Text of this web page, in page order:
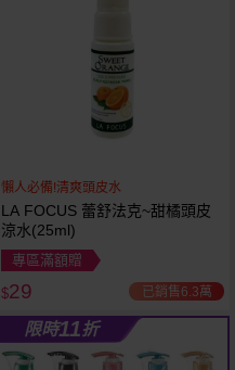
懶人必備!清爽頭皮水
LA FOCUS 蕾舒法克~甜橘頭皮
涼水(25ml)
專區滿額贈
$29 已銷售6.3萬
限時11折